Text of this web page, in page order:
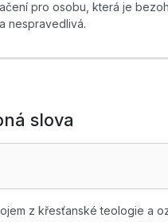
pro osobu, která je
nespravedlivá.
slova
z křesťanské teologie a